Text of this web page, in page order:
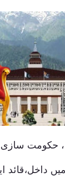
، حکومت سازی
داخل،قائد